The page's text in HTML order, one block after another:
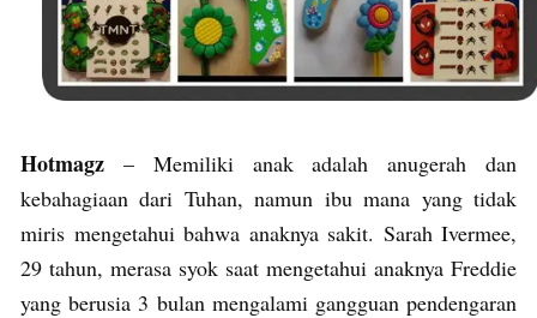
Hotmagz – Memiliki anak adalah anugerah dan
kebahagiaan dari Tuhan, namun ibu mana yang tidak
miris mengetahui bahwa anaknya sakit. Sarah Ivermee,
29 tahun, merasa syok saat mengetahui anaknya Freddie
yang berusia 3 bulan mengalami gangguan pendengaran